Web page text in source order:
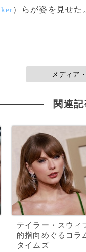
）らが姿を見せた
メディア
関連記
テイラー・スウィ
的指向めぐるコラ
タイムズ